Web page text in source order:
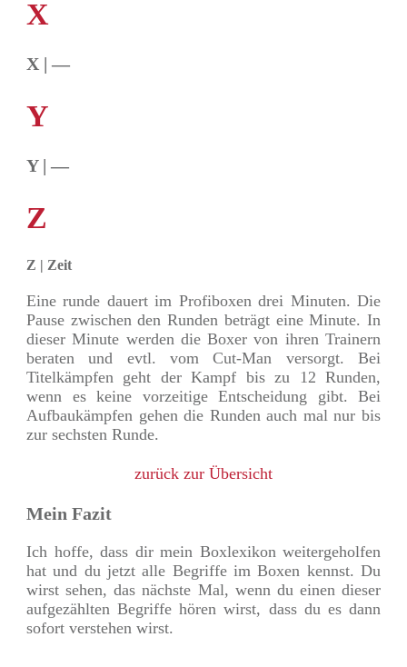
X
X | —
Y
Y | —
Z
Z | Zeit
Eine runde dauert im Profiboxen drei Minuten. Die
Pause zwischen den Runden beträgt eine Minute. In
dieser Minute werden die Boxer von ihren Trainern
beraten und evtl. vom Cut-Man versorgt. Bei
Titelkämpfen geht der Kampf bis zu 12 Runden,
wenn es keine vorzeitige Entscheidung gibt. Bei
Aufbaukämpfen gehen die Runden auch mal nur bis
zur sechsten Runde.
zurück zur Übersicht
Mein Fazit
Ich hoffe, dass dir mein Boxlexikon weitergeholfen
hat und du jetzt alle Begriffe im Boxen kennst. Du
wirst sehen, das nächste Mal, wenn du einen dieser
aufgezählten Begriffe hören wirst, dass du es dann
sofort verstehen wirst.